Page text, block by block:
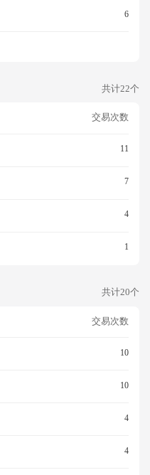
6
共计22个
交易次数
11
7
4
1
共计20个
交易次数
10
10
4
4